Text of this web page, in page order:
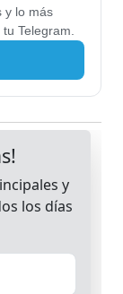
y lo más
Telegram.